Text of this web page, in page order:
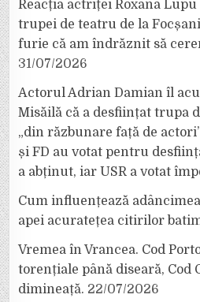
Reacția actriței Roxana
trupei de teatru de la
furie că am îndrăznit să
31/07/2026
Actorul Adrian Damian îl
Misăilă că a desființat trupa
„din răzbunare față de
și FD au votat pentru
a abținut, iar USR a votat
Cum influențează
apei acuratețea citirilor
Vremea în Vrancea. Cod
torențiale până diseară, Cod
dimineață. 22/07/2026